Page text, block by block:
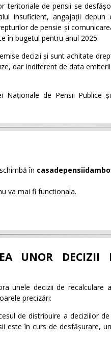
teritoriale de pensii se
insuficient, angajații depun
de pensie și
în bugetul pentru anul 2025.
decizii și sunt achitate
dar indiferent de data
de Pensii Publice
în
va mai fi functionala.
UNOR DECIZII
unele decizii de recalculare
precizări:
de distribuire a deciziilor
este în curs de desfășurare,